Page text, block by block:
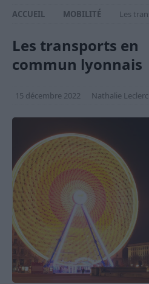
ACCUEIL MOBILITÉ Les
Les transports en
commun lyonnais
15 décembre 2022 Nathalie Leclerc